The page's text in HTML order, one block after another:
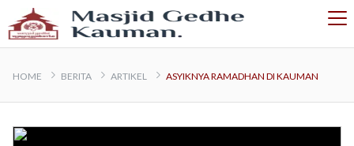
HOME BERITA ARTIKEL ASYIKNYA RAMADHAN DI KAUMAN